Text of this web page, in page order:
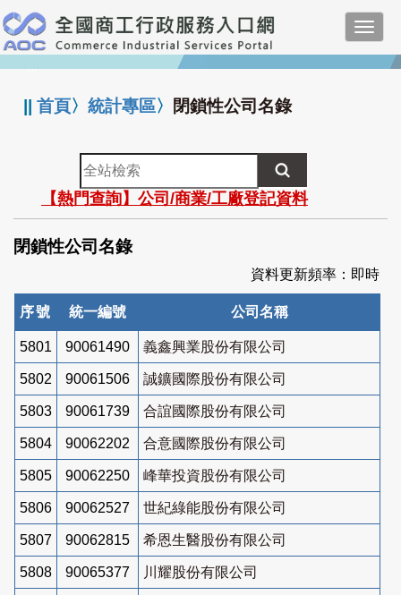
跳
到
主
要
:::
||首頁〉統計專區〉 閉鎖性公司名錄
全
站
檢
索
【熱門查詢】公司/商業/工廠登記資料
閉鎖性公司名錄
資料更新頻率：即時
序號 統一編號 公司名稱
5801 90061490 義鑫興業股份有限公司
5802 90061506 誠鑛國際股份有限公司
5803 90061739 合誼國際股份有限公司
5804 90062202 合意國際股份有限公司
5805 90062250 峰華投資股份有限公司
5806 90062527 世紀綠能股份有限公司
5807 90062815 希恩生醫股份有限公司
5808 90065377 川耀股份有限公司